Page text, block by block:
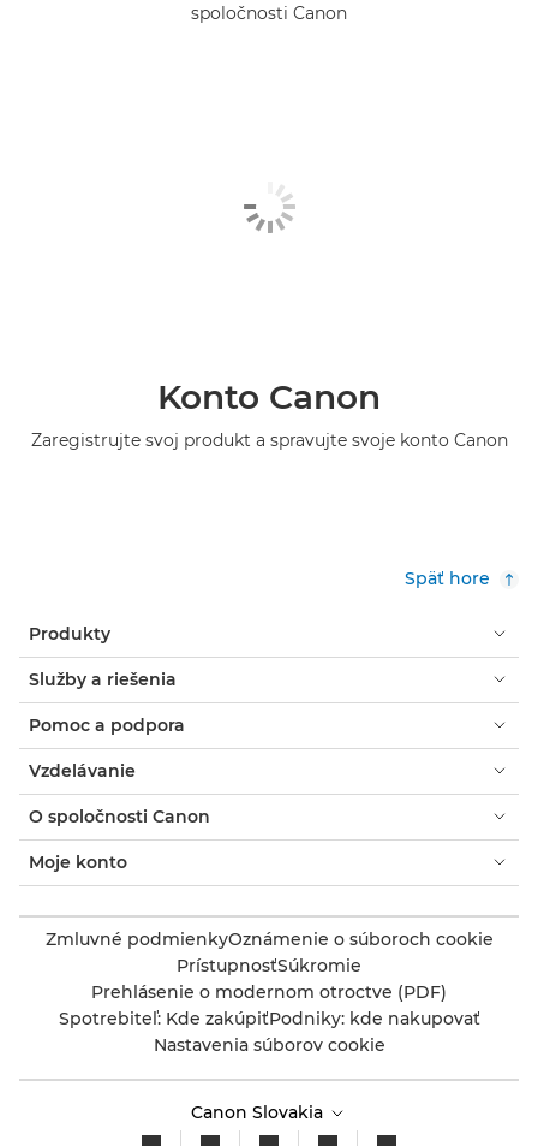
spoločnosti Canon
Konto Canon
Zaregistrujte svoj produkt a spravujte svoje konto Canon
Späť hore
Produkty
Služby a riešenia
Pomoc a podpora
Vzdelávanie
O spoločnosti Canon
Moje konto
Zmluvné podmienkyOznámenie o súboroch cookie
PrístupnosťSúkromie
Prehlásenie o modernom otroctve (PDF)
Spotrebiteľ: Kde zakúpiťPodniky: kde nakupovať
Nastavenia súborov cookie
Canon Slovakia